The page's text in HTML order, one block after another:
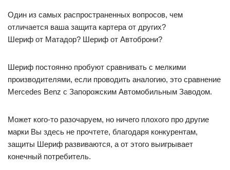
Один из самых распространенных вопросов, чем
отличается ваша защита картера от других?
Шериф от Матадор? Шериф от Автоброни?
Шериф постоянно пробуют сравнивать с мелкими
производителями, если проводить аналогию, это сравнение
Mercedes Benz с Запорожским Автомобильным Заводом.
Может кого-то разочаруем, но ничего плохого про другие
марки Вы здесь не прочтете, благодаря конкурентам,
защиты Шериф развиваются, а от этого выигрывает
конечный потребитель.